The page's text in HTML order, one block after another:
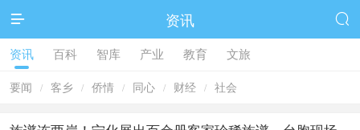
 资讯 
资讯 百科 智库 产业 教育 文旅
要闻 / 客乡 / 侨情 / 同心 / 财经 / 社会